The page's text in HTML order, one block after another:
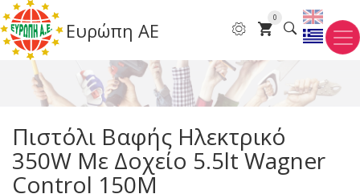
Παράκαμψη
προς
το
κυρίως
περιεχόμενο
Ευρώπη ΑΕ
0
Πιστόλι Βαφής Ηλεκτρικό
350W Mε Δοχείο 5.5lt Wagner
Control 150M